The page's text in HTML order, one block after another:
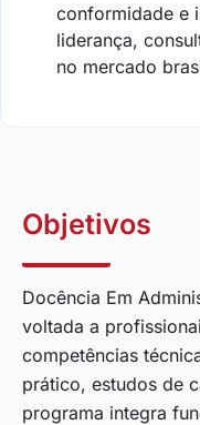
conformidade e
liderança,
no mercado
Objetivos
Docência Em
voltada a
competências
prático, estudos de
programa integra